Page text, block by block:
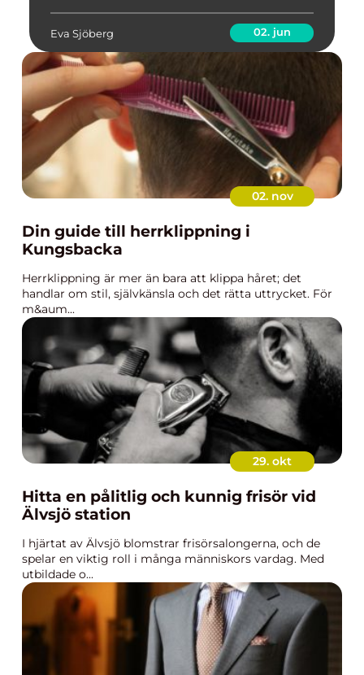
Eva Sjöberg 02. jun
02. nov
Din guide till herrklippning i
Kungsbacka
Herrklippning är mer än bara att klippa håret; det
handlar om stil, självkänsla och det rätta uttrycket. För
m&aum...
29. okt
Hitta en pålitlig och kunnig frisör vid
Älvsjö station
I hjärtat av Älvsjö blomstrar frisörsalongerna, och de
spelar en viktig roll i många människors vardag. Med
utbildade o...